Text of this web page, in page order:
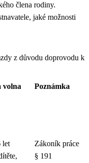
člena rodiny.
jaké možnosti
z důvodu doprovodu k
volna Poznámka
let
Zákoník práce
§ 191